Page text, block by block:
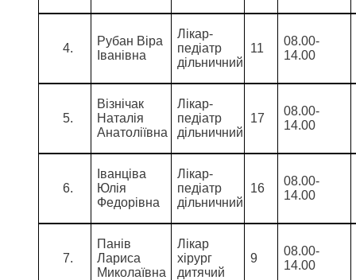
Рубан Віра
Іванівна
Лікар-
педіатр
дільничний
11
08.00-
14.00
Візнічак
Наталія
Анатоліївна
Лікар-
педіатр
дільничний
17
08.00-
14.00
Іванціва
Юлія
Федорівна
Лікар-
педіатр
дільничний
16
08.00-
14.00
Панів
Лариса
Миколаївна
Лікар
хірург
дитячий
9
08.00-
14.00